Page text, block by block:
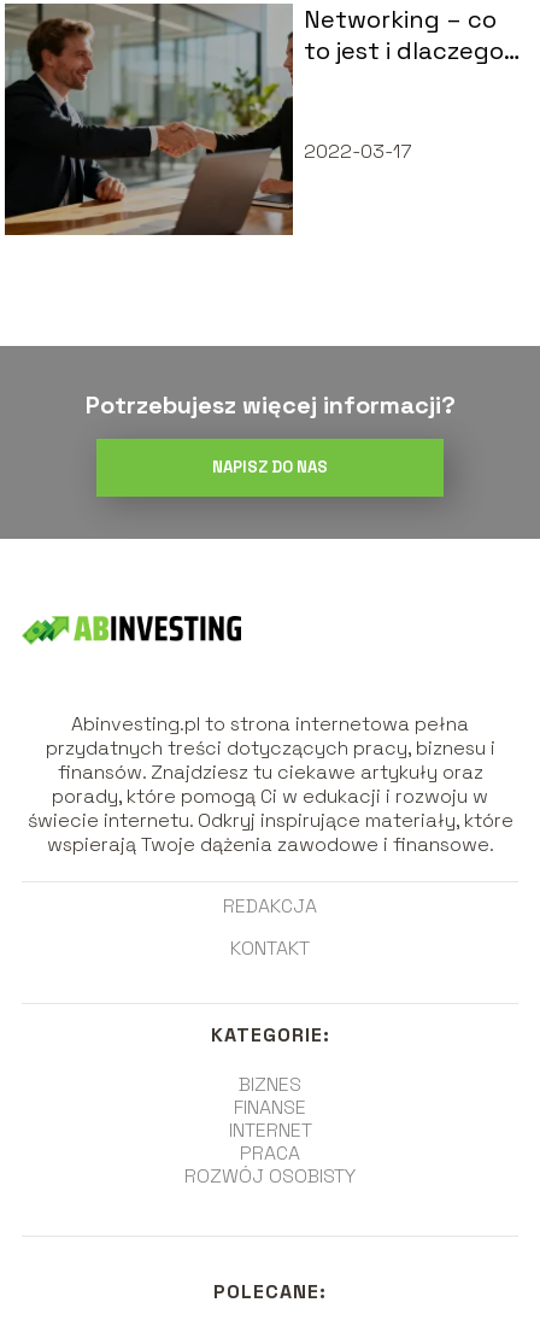
Networking – co
to jest i dlaczego
2022-03-17
Potrzebujesz więcej informacji?
NAPISZ DO NAS
Abinvesting.pl to strona internetowa pełna
przydatnych treści dotyczących pracy, biznesu i
finansów. Znajdziesz tu ciekawe artykuły oraz
porady, które pomogą Ci w edukacji i rozwoju w
świecie internetu. Odkryj inspirujące materiały, które
wspierają Twoje dążenia zawodowe i finansowe.
REDAKCJA
KONTAKT
KATEGORIE:
BIZNES
FINANSE
INTERNET
PRACA
ROZWÓJ OSOBISTY
POLECANE: